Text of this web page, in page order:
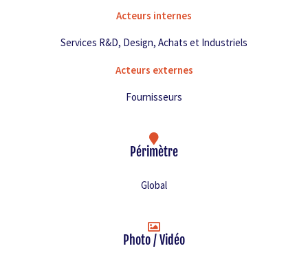
Acteurs internes
Services R&D, Design, Achats et Industriels
Acteurs externes
Fournisseurs
Périmètre
Global
Photo / Vidéo